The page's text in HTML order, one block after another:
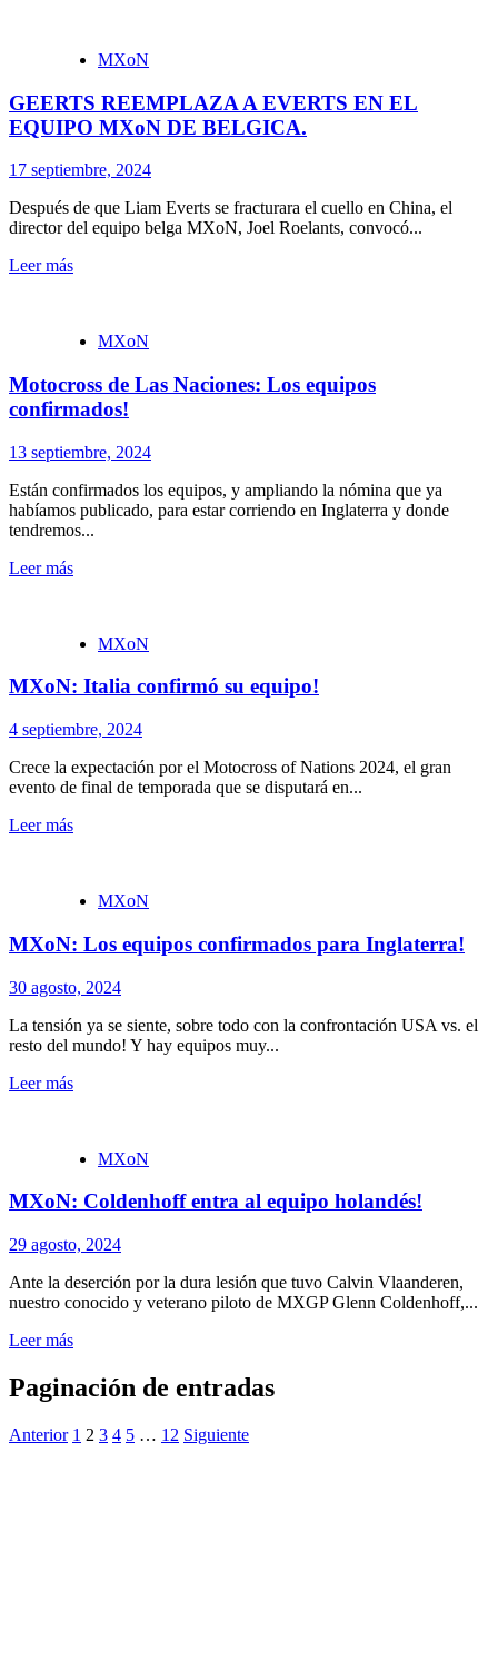
MXoN
GEERTS REEMPLAZA A EVERTS EN EL
EQUIPO MXoN DE BELGICA.
17 septiembre, 2024
Después de que Liam Everts se fracturara el cuello en China, el
director del equipo belga MXoN, Joel Roelants, convocó...
Leer más
MXoN
Motocross de Las Naciones: Los equipos
confirmados!
13 septiembre, 2024
Están confirmados los equipos, y ampliando la nómina que ya
habíamos publicado, para estar corriendo en Inglaterra y donde
tendremos...
Leer más
MXoN
MXoN: Italia confirmó su equipo!
4 septiembre, 2024
Crece la expectación por el Motocross of Nations 2024, el gran
evento de final de temporada que se disputará en...
Leer más
MXoN
MXoN: Los equipos confirmados para Inglaterra!
30 agosto, 2024
La tensión ya se siente, sobre todo con la confrontación USA vs. el
resto del mundo! Y hay equipos muy...
Leer más
MXoN
MXoN: Coldenhoff entra al equipo holandés!
29 agosto, 2024
Ante la deserción por la dura lesión que tuvo Calvin Vlaanderen,
nuestro conocido y veterano piloto de MXGP Glenn Coldenhoff,...
Leer más
Paginación de entradas
Anterior 1 2 3 4 5 … 12 Siguiente